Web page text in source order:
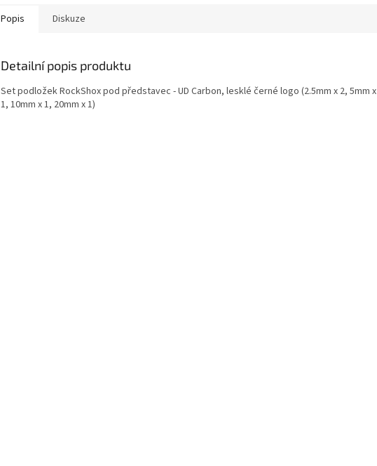
Popis Diskuze
Detailní popis produktu
Set podložek RockShox pod představec - UD Carbon, lesklé černé logo (2.5mm x 2, 5mm x
1, 10mm x 1, 20mm x 1)